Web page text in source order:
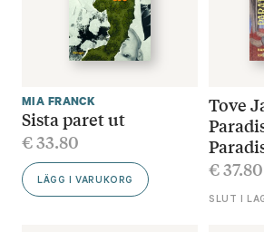
MIA FRANCK
Sista paret ut
€33.80
LÄGG I VARUKORG
Tove
€37.80
SLUT I